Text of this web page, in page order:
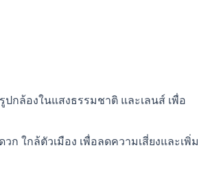
กล้องในแสงธรรมชาติ และเลนส์ เพื่อ
ใกล้ตัวเมือง เพื่อลดความเสี่ยงและเพิ่ม